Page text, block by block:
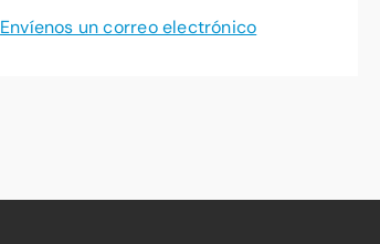
Envíenos un correo electrónico